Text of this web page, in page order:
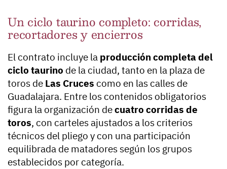
Un ciclo taurino completo: corridas,
recortadores y encierros
El contrato incluye la producción completa del
ciclo taurino de la ciudad, tanto en la plaza de
toros de Las Cruces como en las calles de
Guadalajara. Entre los contenidos obligatorios
figura la organización decuatro corridas de
toros, con carteles ajustados a los criterios
técnicos del pliego y con una participación
equilibrada de matadores según los grupos
establecidos por categoría.